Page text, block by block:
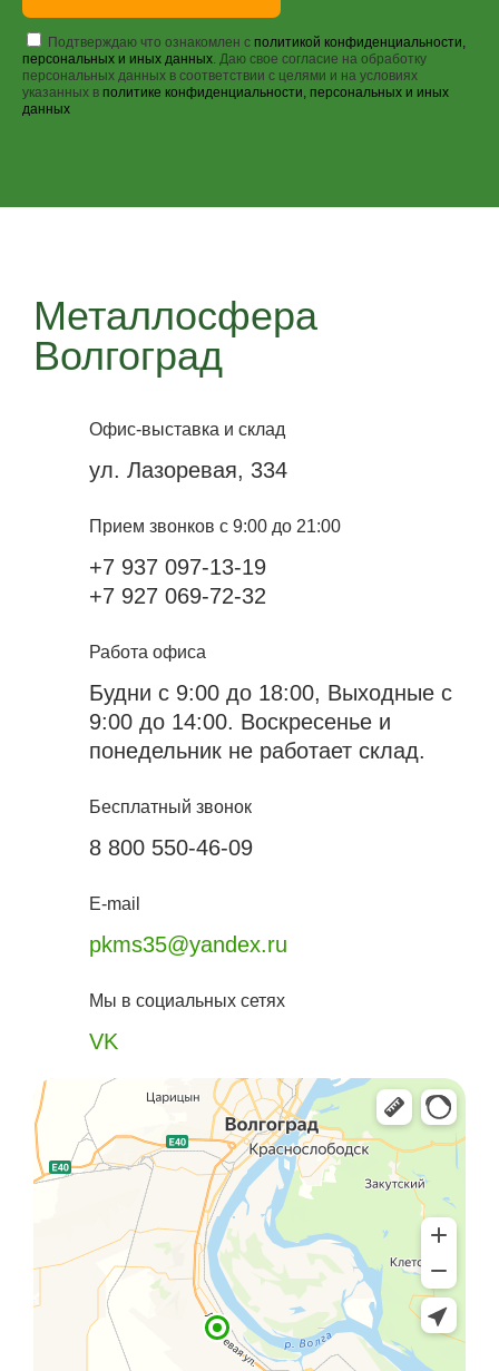
Подтверждаю что ознакомлен с политикой конфиденциальности,
персональных и иных данных. Даю свое согласие на обработку
персональных данных в соответствии с целями и на условиях
указанных в политике конфиденциальности, персональных и иных
данных
Металлосфера
Волгоград
Офис-выставка и склад
ул. Лазоревая, 334
Прием звонков с 9:00 до 21:00
+7 937 097-13-19
+7 927 069-72-32
Работа офиса
Будни с 9:00 до 18:00, Выходные с
9:00 до 14:00. Воскресенье и
понедельник не работает склад.
Бесплатный звонок
8 800 550-46-09
E-mail
pkms35@yandex.ru
Мы в социальных сетях
VK